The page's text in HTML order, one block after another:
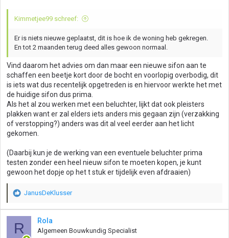
Kimmetjee99 schreef:
Er is niets nieuwe geplaatst, dit is hoe ik de woning heb gekregen.
En tot 2 maanden terug deed alles gewoon normaal.
Vind daarom het advies om dan maar een nieuwe sifon aan te
schaffen een beetje kort door de bocht en voorlopig overbodig, dit
is iets wat dus recentelijk opgetreden is en hiervoor werkte het met
de huidige sifon dus prima.
Als het al zou werken met een beluchter, lijkt dat ook pleisters
plakken want er zal elders iets anders mis gegaan zijn (verzakking
of verstopping?) anders was dit al veel eerder aan het licht
gekomen.
(Daarbij kun je de werking van een eventuele beluchter prima
testen zonder een heel nieuw sifon te moeten kopen, je kunt
gewoon het dopje op het t stuk er tijdelijk even afdraaien)
W
a
d
JanusDeKlusser
R Rola
Algemeen Bouwkundig Specialist